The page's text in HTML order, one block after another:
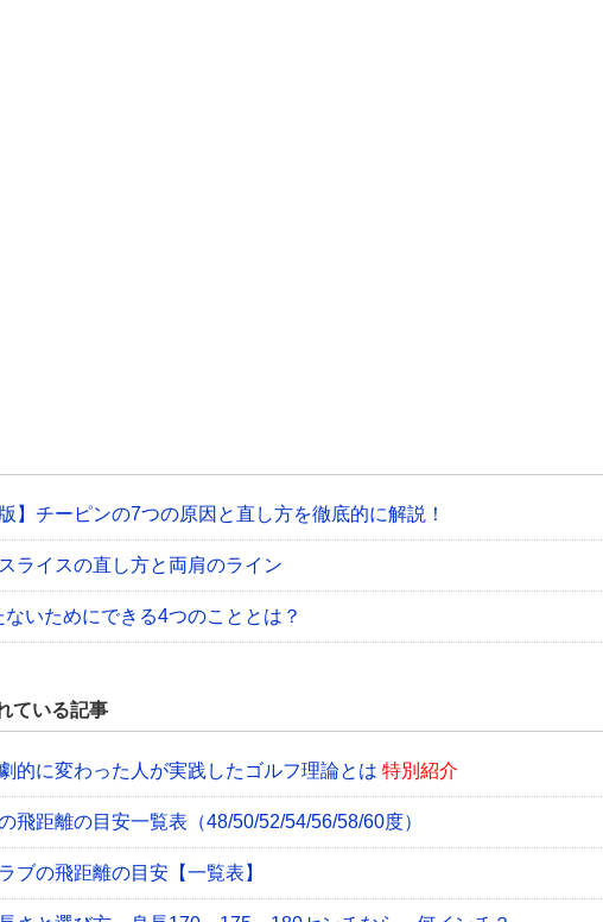
版】チーピンの7つの原因と直し方を徹底的に解説！
ライスの直し方と両肩のライン
ないためにできる4つのこととは？
ている記事
的に変わった人が実践したゴルフ理論とは 特別紹介
飛距離の目安一覧表（48/50/52/54/56/58/60度）
ブの飛距離の目安【一覧表】